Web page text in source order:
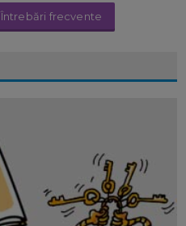
Întrebări frecvente